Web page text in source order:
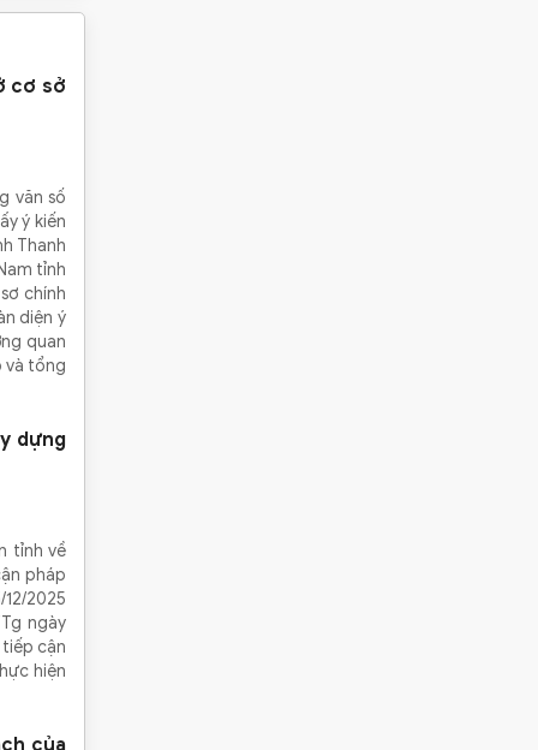
cơ sở
văn số
ý kiến
Thanh
tỉnh
chính
diện ý
quan
và tổng
dựng
tỉnh về
pháp
2025
ngày
cận
hiện
của